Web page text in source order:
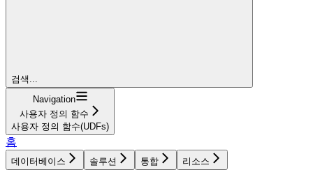
검색...
Navigation
사용자 정의 함수
사용자 정의 함수(UDFs)
홈
데이터베이스 솔루션 통합 리소스